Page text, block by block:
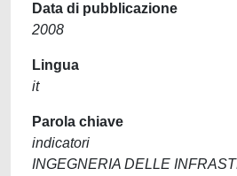
Data di pubblicazione
2008
Lingua
it
Parola chiave
indicatori
INGEGNERIA DELLE